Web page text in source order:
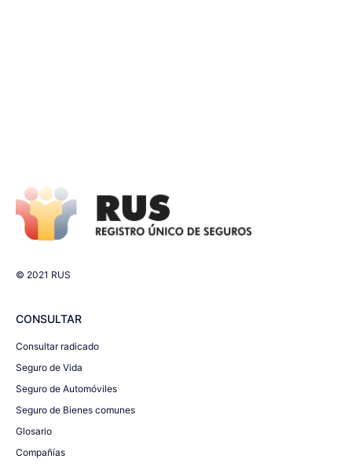
© 2021 RUS
CONSULTAR
Consultar radicado
Seguro de Vida
Seguro de Automóviles
Seguro de Bienes comunes
Glosario
Compañías